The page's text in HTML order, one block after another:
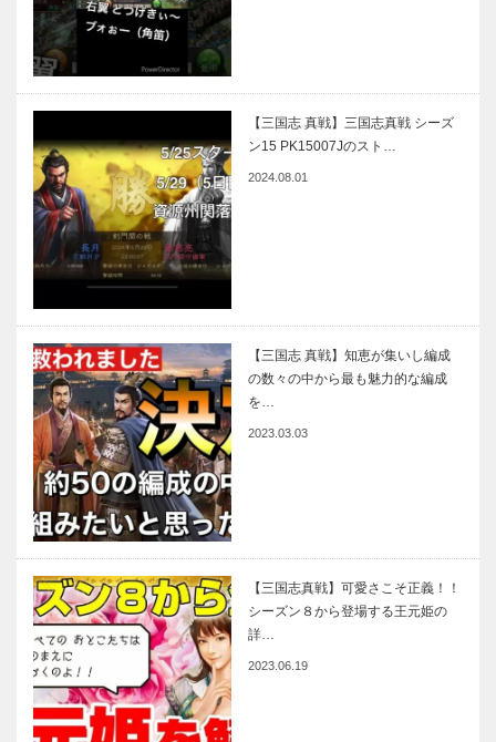
【三国志 真戦】三国志真戦 シーズ
ン15 PK15007Jのスト…
2024.08.01
【三国志 真戦】知恵が集いし編成
の数々の中から最も魅力的な編成
を…
2023.03.03
【三国志真戦】可愛さこそ正義！！
シーズン８から登場する王元姫の
詳…
2023.06.19